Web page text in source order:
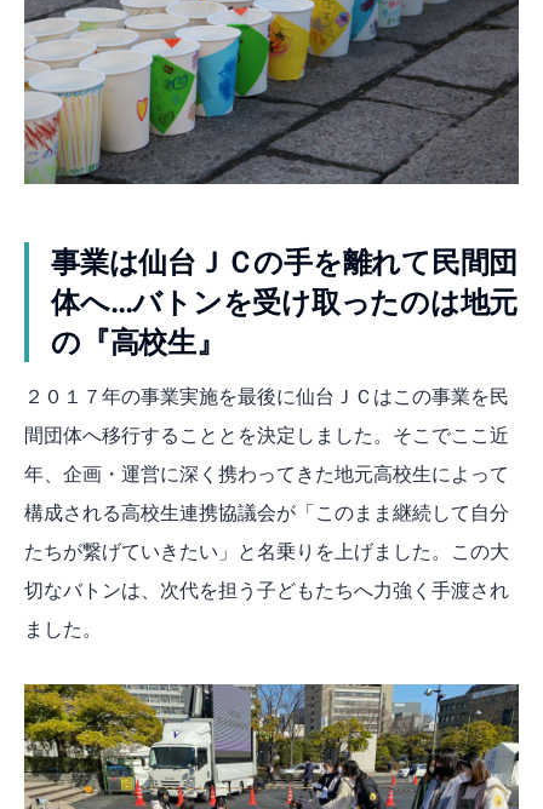
事業は仙台ＪＣの手を離れて民間団
体へ…バトンを受け取ったのは地元
の『高校生』
２０１７年の事業実施を最後に仙台ＪＣはこの事業を民
間団体へ移行することとを決定しました。そこでここ近
年、企画・運営に深く携わってきた地元高校生によって
構成される高校生連携協議会が「このまま継続して自分
たちが繋げていきたい」と名乗りを上げました。この大
切なバトンは、次代を担う子どもたちへ力強く手渡され
ました。